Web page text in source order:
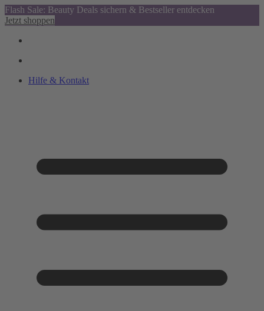
Flash Sale: Beauty Deals sichern & Bestseller entdecken
Jetzt shoppen
Hilfe & Kontakt